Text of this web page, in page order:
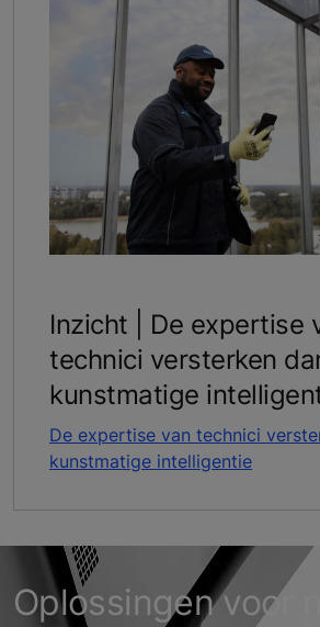
Inzicht | De expertise
technici versterken
kunstmatige
De expertise van technici
kunstmatige intelligentie
Oplossingen voor